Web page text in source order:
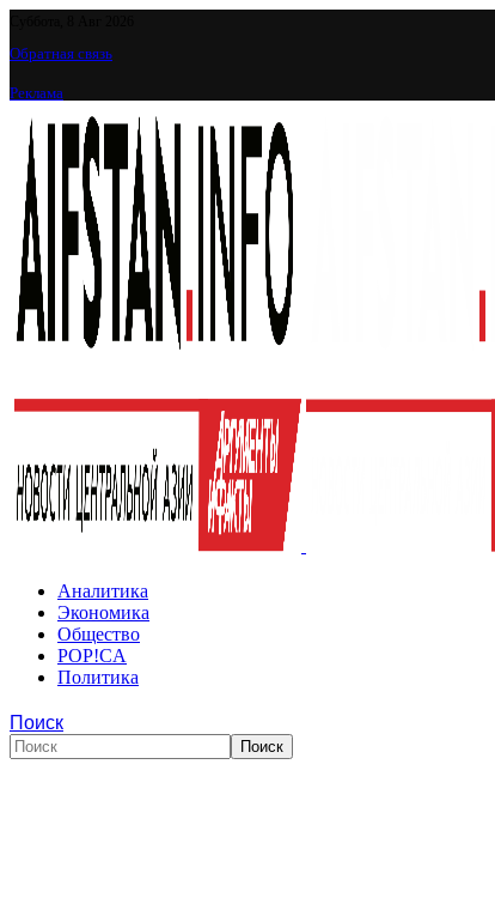
Обратная связь
Реклама
Аналитика
Экономика
Общество
POP!CA
Политика
Поиск